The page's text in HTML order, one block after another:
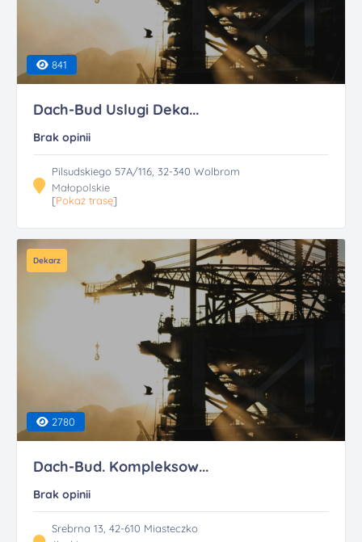
841
Dach-Bud Uslugi Deka...
Brak opinii
Pilsudskiego 57A/116, 32-340 Wolbrom
Małopolskie
[Pokaż trasę]
Dekarz
2780
Dach-Bud. Kompleksow...
Brak opinii
Srebrna 13, 42-610 Miasteczko